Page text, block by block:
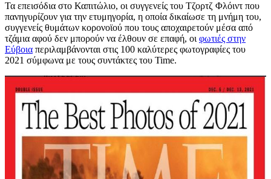
Τα επεισόδια στο Καπιτώλιο, οι συγγενείς του Τζορτζ Φλόιντ που
πανηγυρίζουν για την ετυμηγορία, η οποία δικαίωσε τη μνήμη του,
συγγενείς θυμάτων κορονοϊού που τους αποχαιρετούν μέσα από
τζάμια αφού δεν μπορούν να έλθουν σε επαφή, οι φωτιές στην
Εύβοια περιλαμβάνονται στις 100 καλύτερες φωτογραφίες του
2021 σύμφωνα με τους συντάκτες του Time.